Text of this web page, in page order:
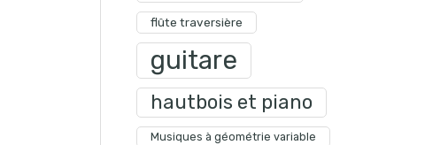
flûte traversière
guitare
hautbois et piano
Musiques à géométrie variable